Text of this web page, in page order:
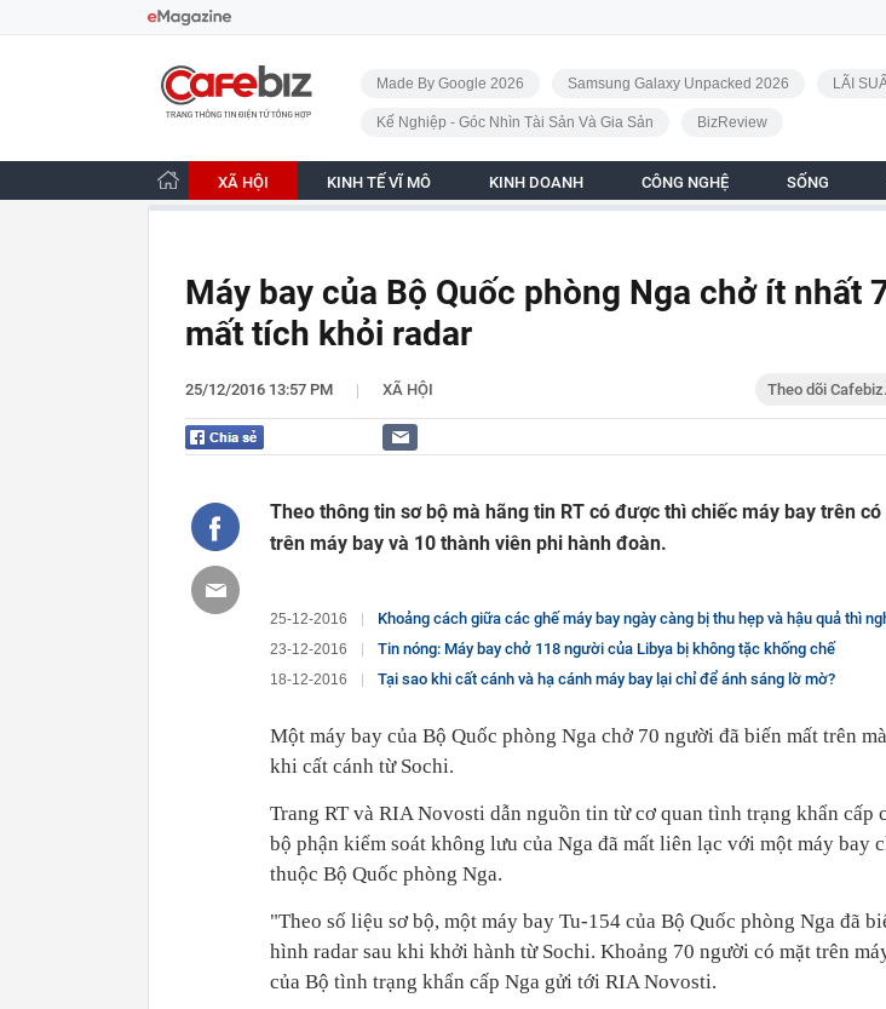
CafeBiz - Trang chủ
Made By Google 2026 Samsung Galaxy Unpacked 2026 LÃI
Kế Nghiệp - Góc Nhìn Tài Sản Và Gia Sản BizReview
XÃ HỘI KINH TẾ VĨ MÔ KINH DOANH CÔNG NGHỆ SỐNG
Máy bay của Bộ Quốc phòng Nga chở ít nhất
mất tích khỏi radar
25/12/2016 13:57 PM | XÃ HỘI Theo dõi
Theo thông tin sơ bộ mà hãng tin RT có được thì chiếc máy bay trên
trên máy bay và 10 thành viên phi hành đoàn.
25-12-2016 Khoảng cách giữa các ghế máy bay ngày càng bị thu hẹp và hậu quả thì nghiêm
23-12-2016 Tin nóng: Máy bay chở 118 người của Libya bị không tặc khống chế
18-12-2016 Tại sao khi cất cánh và hạ cánh máy bay lại chỉ để ánh sáng lờ mờ?
Một máy bay của Bộ Quốc phòng Nga chở 70 người đã biến mất trên
khi cất cánh từ Sochi.
Trang RT và RIA Novosti dẫn nguồn tin từ cơ quan tình trạng khẩn cấp
bộ phận kiểm soát không lưu của Nga đã mất liên lạc với một máy bay
thuộc Bộ Quốc phòng Nga.
"Theo số liệu sơ bộ, một máy bay Tu-154 của Bộ Quốc phòng Nga đã
hình radar sau khi khởi hành từ Sochi. Khoảng 70 người có mặt trên
của Bộ tình trạng khẩn cấp Nga gửi tới RIA Novosti.